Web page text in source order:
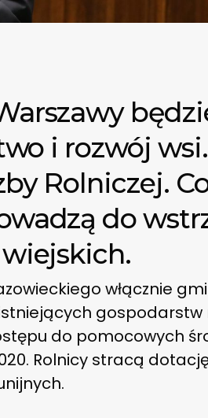
i rozwój
Rolniczej.
do
włącznie
gospodarstw
do pomocowych
Rolnicy stracą